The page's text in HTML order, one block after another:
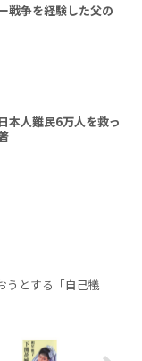
戦争を経験した父の
本人難民6万人を救っ
うとする「自己犠